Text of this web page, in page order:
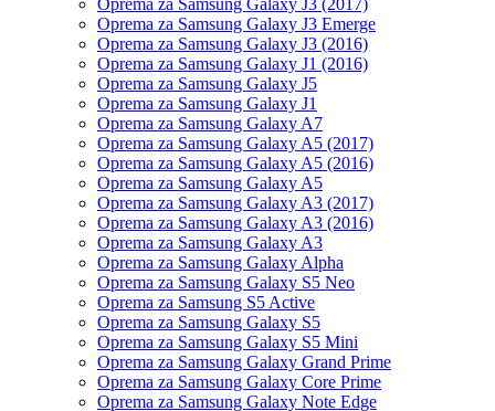
Oprema za Samsung Galaxy J3 (2017)
Oprema za Samsung Galaxy J3 Emerge
Oprema za Samsung Galaxy J3 (2016)
Oprema za Samsung Galaxy J1 (2016)
Oprema za Samsung Galaxy J5
Oprema za Samsung Galaxy J1
Oprema za Samsung Galaxy A7
Oprema za Samsung Galaxy A5 (2017)
Oprema za Samsung Galaxy A5 (2016)
Oprema za Samsung Galaxy A5
Oprema za Samsung Galaxy A3 (2017)
Oprema za Samsung Galaxy A3 (2016)
Oprema za Samsung Galaxy A3
Oprema za Samsung Galaxy Alpha
Oprema za Samsung Galaxy S5 Neo
Oprema za Samsung S5 Active
Oprema za Samsung Galaxy S5
Oprema za Samsung Galaxy S5 Mini
Oprema za Samsung Galaxy Grand Prime
Oprema za Samsung Galaxy Core Prime
Oprema za Samsung Galaxy Note Edge